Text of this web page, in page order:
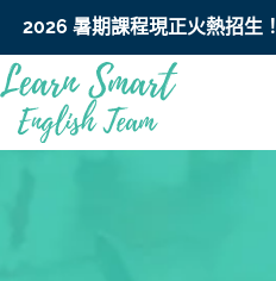
2026 暑期課程現正火熱招生！